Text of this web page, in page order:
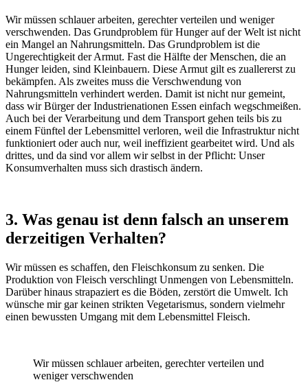
Wir müssen schlauer arbeiten, gerechter verteilen und weniger
verschwenden. Das Grundproblem für Hunger auf der Welt ist nicht
ein Mangel an Nahrungsmitteln. Das Grundproblem ist die
Ungerechtigkeit der Armut. Fast die Hälfte der Menschen, die an
Hunger leiden, sind Kleinbauern. Diese Armut gilt es zuallererst zu
bekämpfen. Als zweites muss die Verschwendung von
Nahrungsmitteln verhindert werden. Damit ist nicht nur gemeint,
dass wir Bürger der Industrienationen Essen einfach wegschmeißen.
Auch bei der Verarbeitung und dem Transport gehen teils bis zu
einem Fünftel der Lebensmittel verloren, weil die Infrastruktur nicht
funktioniert oder auch nur, weil ineffizient gearbeitet wird. Und als
drittes, und da sind vor allem wir selbst in der Pflicht: Unser
Konsumverhalten muss sich drastisch ändern.
3. Was genau ist denn falsch an unserem
derzeitigen Verhalten?
Wir müssen es schaffen, den Fleischkonsum zu senken. Die
Produktion von Fleisch verschlingt Unmengen von Lebensmitteln.
Darüber hinaus strapaziert es die Böden, zerstört die Umwelt. Ich
wünsche mir gar keinen strikten Vegetarismus, sondern vielmehr
einen bewussten Umgang mit dem Lebensmittel Fleisch.
Wir müssen schlauer arbeiten, gerechter verteilen und
weniger verschwenden